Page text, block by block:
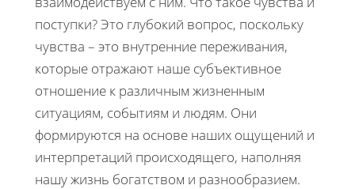
поступки? Это глубокий вопрос, поскольку
чувства – это внутренние переживания,
которые отражают наше субъективное
отношение к различным жизненным
ситуациям, событиям и людям. Они
формируются на основе наших ощущений и
интерпретаций происходящего, наполняя
нашу жизнь богатством и разнообразием.